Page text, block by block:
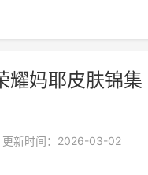
耀妈耶皮肤锦集
更新时间：2026-03-02